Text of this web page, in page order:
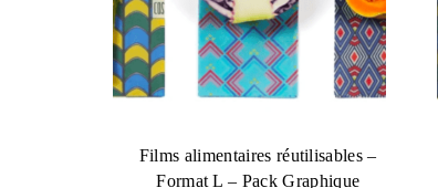
Films alimentaires réutilisables –
Format L – Pack Graphique